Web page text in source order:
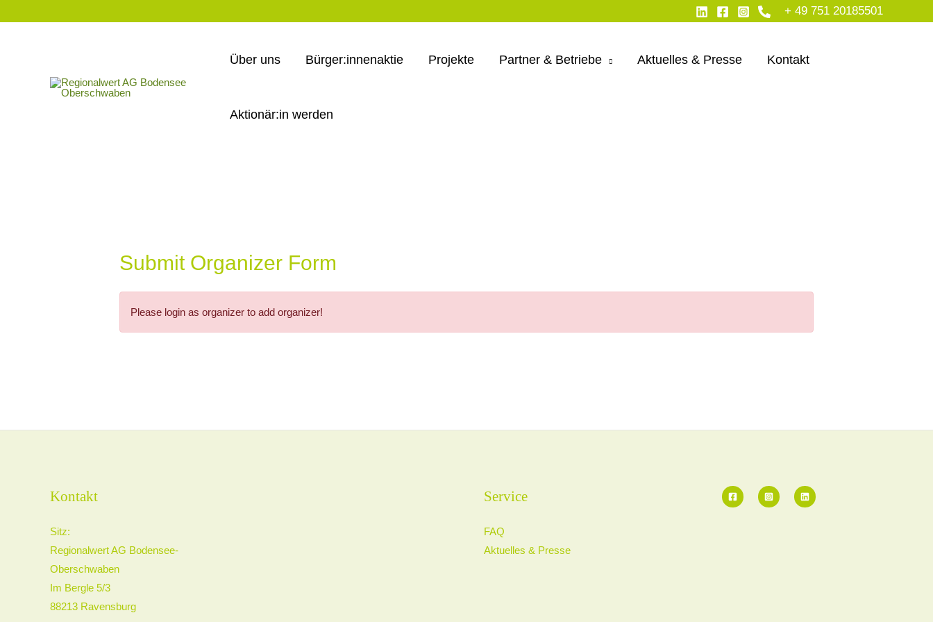
+ 49 751 20185501
Über uns Bürger:innenaktie Projekte Partner & Betriebe Aktuelles & Presse Kontakt
Aktionär:in werden
Submit Organizer Form
Please login as organizer to add organizer!
Kontakt
Sitz:
Regionalwert AG Bodensee-
Oberschwaben
Im Bergle 5/3
88213 Ravensburg
Service
FAQ
Aktuelles & Presse